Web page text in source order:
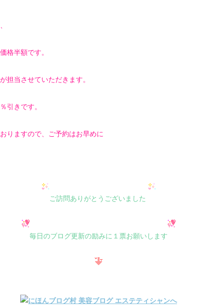
格半額です。
担当させていただきます。
引きです。
りますので、ご予約はお早めに
ご訪問ありがとうございました
毎日のブログ更新の励みに１票お願いします